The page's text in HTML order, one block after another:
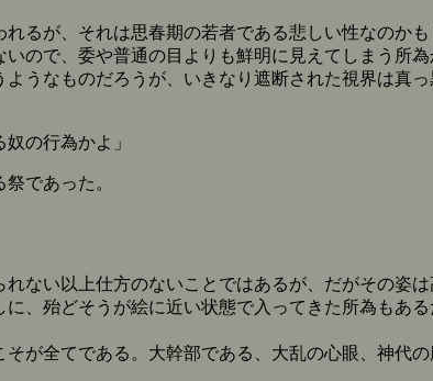
るが、それは思春期の若者である悲しい性なのかも
ので、委や普通の目よりも鮮明に見えてしまう所
うなものだろうが、いきなり遮断された視界は真
の行為かよ」
であった。
ない以上仕方のないことではあるが、だがその姿は
、殆どそうが絵に近い状態で入ってきた所為もあ
が全てである。大幹部である、大乱の心眼、神代